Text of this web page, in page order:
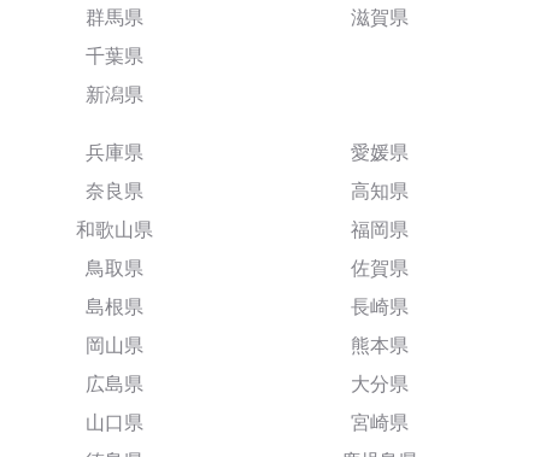
群馬県
千葉県
新潟県
滋賀県
兵庫県
奈良県
和歌山県
鳥取県
島根県
岡山県
広島県
山口県
愛媛県
高知県
福岡県
佐賀県
長崎県
熊本県
大分県
宮崎県